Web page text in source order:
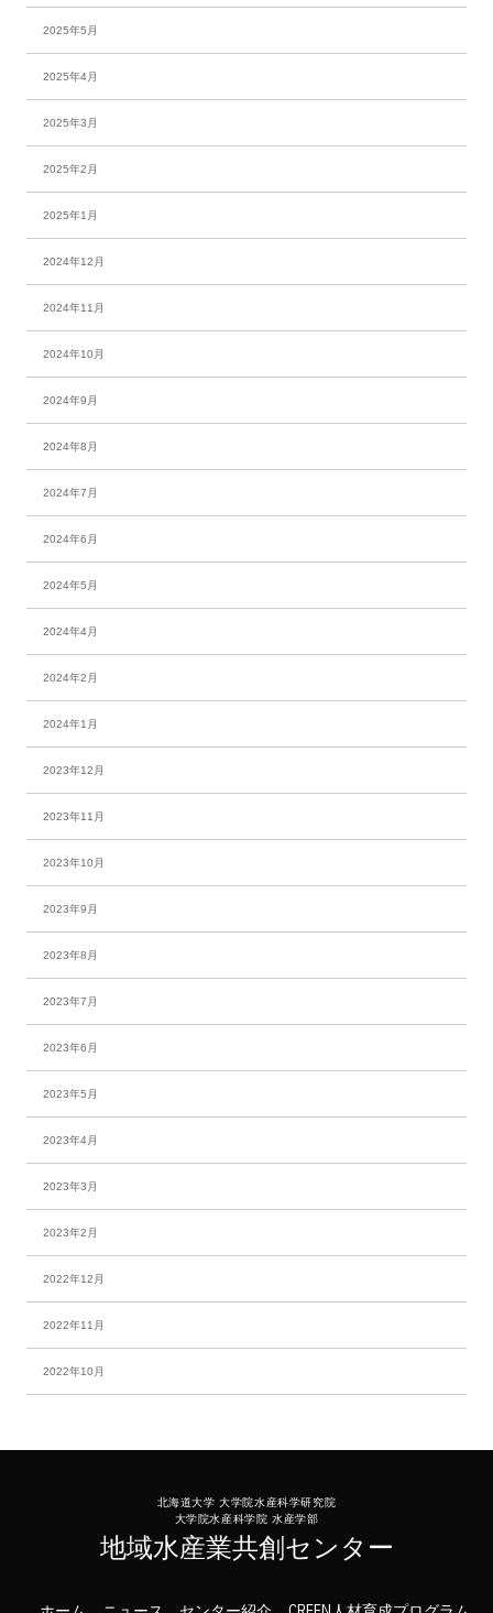
2025年5月
2025年4月
2025年3月
2025年2月
2025年1月
2024年12月
2024年11月
2024年10月
2024年9月
2024年8月
2024年7月
2024年6月
2024年5月
2024年4月
2024年2月
2024年1月
2023年12月
2023年11月
2023年10月
2023年9月
2023年8月
2023年7月
2023年6月
2023年5月
2023年4月
2023年3月
2023年2月
2022年12月
2022年11月
2022年10月
北海道大学 大学院水産科学研究院
大学院水産科学院 水産学部
地域水産業共創センター